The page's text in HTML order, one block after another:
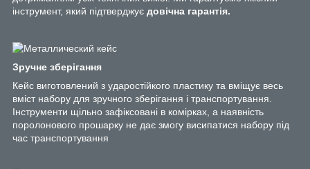
інструмент, який підтверджує довічна гарантія.
Зручне зберігання
Кейс виготовлений з ударостійкого пластику та вміщує весь
вміст набору для зручного зберігання і транспортування.
Інструменти щільно зафіксовані в комірках, а наявність
поролонового прошарку не дає змогу висипатися набору під
час транспортування